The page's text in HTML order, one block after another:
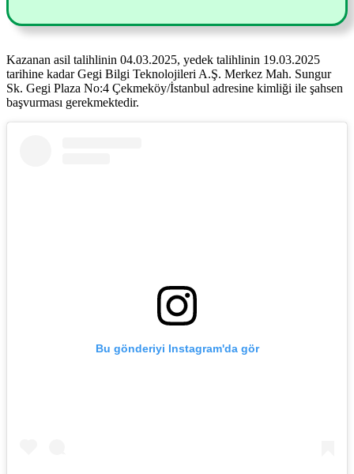
Kazanan asil talihlinin 04.03.2025, yedek talihlinin 19.03.2025
tarihine kadar Gegi Bilgi Teknolojileri A.Ş. Merkez Mah. Sungur
Sk. Gegi Plaza No:4 Çekmeköy/İstanbul adresine kimliği ile şahsen
başvurması gerekmektedir.
Bu gönderiyi Instagram'da gör